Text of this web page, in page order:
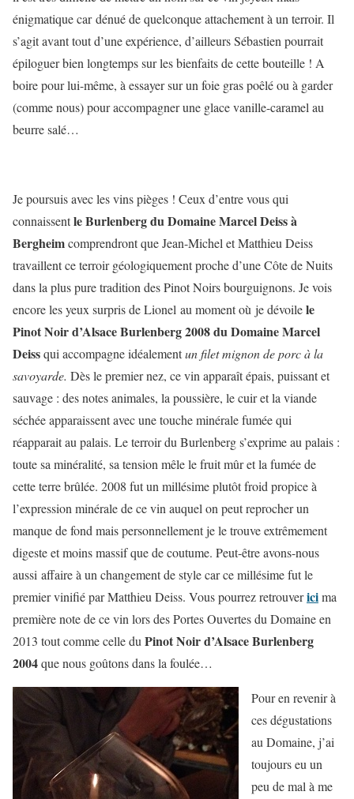
énigmatique car dénué de quelconque attachement à un terroir. Il
s’agit avant tout d’une expérience, d’ailleurs Sébastien pourrait
épiloguer bien longtemps sur les bienfaits de cette bouteille ! A
boire pour lui-même, à essayer sur un foie gras poêlé ou à garder
(comme nous) pour accompagner une glace vanille-caramel au
beurre salé…
Je poursuis avec les vins pièges ! Ceux d’entre vous qui
connaissentle Burlenberg du Domaine Marcel Deiss à
Bergheimcomprendront que Jean-Michel et Matthieu Deiss
travaillent ce terroir géologiquement proche d’une Côte de Nuits
dans la plus pure tradition des Pinot Noirs bourguignons. Je vois
encore les yeux surpris de Lionel au moment où je dévoilele
Pinot Noir d’Alsace Burlenberg 2008 du Domaine Marcel
Deissqui accompagne idéalementun filet mignon de porc à la
savoyarde. Dès le premier nez, ce vin apparaît épais, puissant et
sauvage : des notes animales, la poussière, le cuir et la viande
séchée apparaissent avec une touche minérale fumée qui
réapparait au palais. Le terroir du Burlenberg s’exprime au palais :
toute sa minéralité, sa tension mêle le fruit mûr et la fumée de
cette terre brûlée. 2008 fut un millésime plutôt froid propice à
l’expression minérale de ce vin auquel on peut reprocher un
manque de fond mais personnellement je le trouve extrêmement
digeste et moins massif que de coutume. Peut-être avons-nous
aussi affaire à un changement de style car ce millésime fut le
premier vinifié par Matthieu Deiss. Vous pourrez retrouvericima
première note de ce vin lors des Portes Ouvertes du Domaine en
2013 tout comme celle du Pinot Noir d’Alsace Burlenberg
2004que nous goûtons dans la foulée…
Pour en revenir à
ces dégustations
au Domaine, j’ai
toujours eu un
peu de mal à me